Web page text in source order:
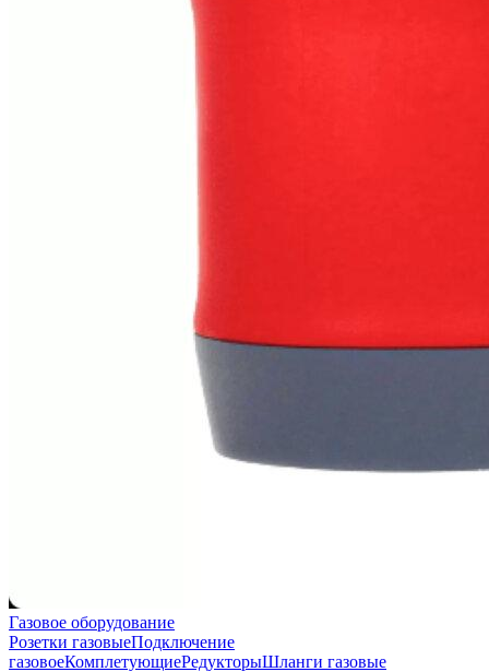
Газовое оборудование
Розетки газовыеПодключение
газовоеКомплетующиеРедукторыШланги газовые